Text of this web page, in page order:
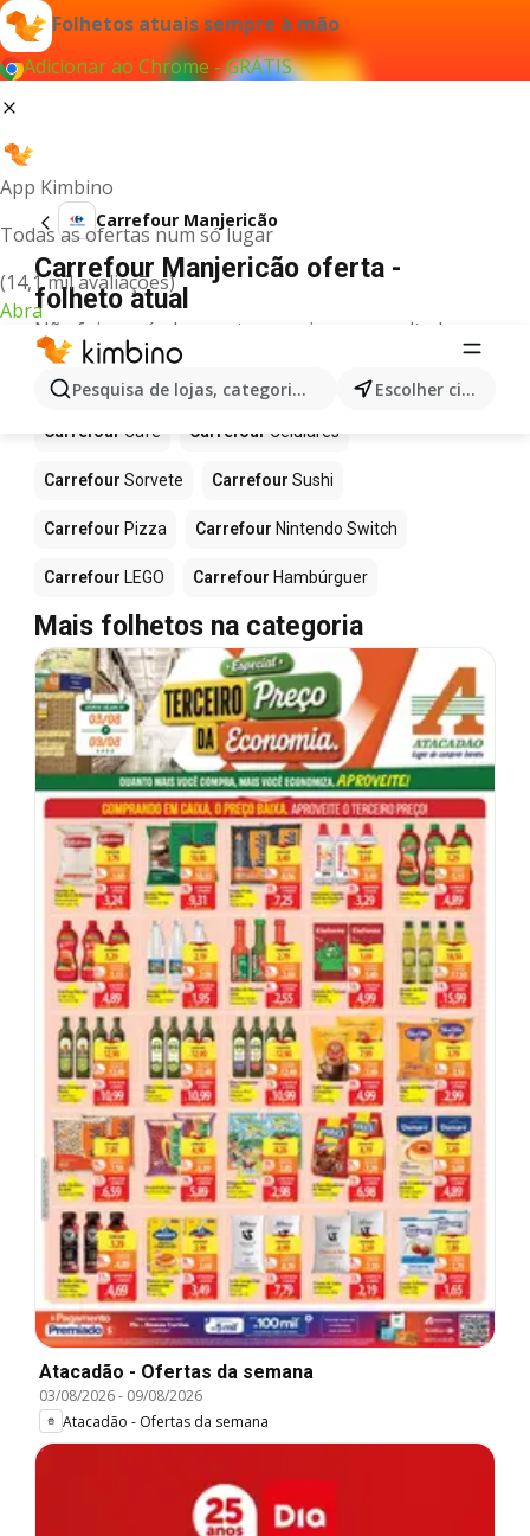
Folhetos atuais sempre à mão
Adicionar ao Chrome - GRÁTIS
App Kimbino
Todas as ofertas num só lugar
(14,1 mil avaliações)
Abra
Pesquisa de lojas, categorias,produtos... Escolher cidade
Carrefour Manjericão
Carrefour Manjericão oferta -
folheto atual
Não foi possível encontrar quaisquer resultados
para este termo.
Mais produtos em Carrefour
Carrefour Café Carrefour Celulares
Carrefour Sorvete Carrefour Sushi
Carrefour Pizza Carrefour Nintendo Switch
Carrefour LEGO Carrefour Hambúrguer
Mais folhetos na categoria
Atacadão - Ofertas da semana
03/08/2026- 09/08/2026
Atacadão - Ofertas da semana